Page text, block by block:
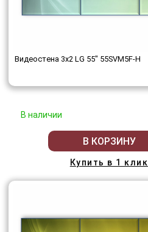
Видеостена 3x2 LG 55" 55SVM5F-H
В наличии
В КОРЗИНУ
Купить в 1 клик